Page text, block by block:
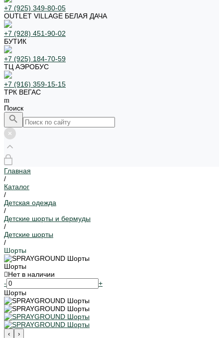
+7 (925) 349-80-05
OUTLET VILLAGE БЕЛАЯ ДАЧА
+7 (928) 451-90-02
БУТИК
+7 (925) 184-70-59
ТЦ АЭРОБУС
+7 (916) 359-15-15
ТРК ВЕГАС
Поиск
Главная
/
Каталог
/
Детская одежда
/
Детские шорты и бермуды
/
Детские шорты
/
Шорты
Шорты
Нет в наличии
-
+
Шорты
‹ ›